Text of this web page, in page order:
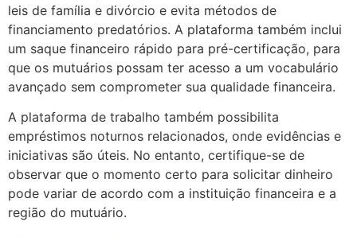
leis de família e divórcio e evita métodos de
financiamento predatórios. A plataforma também inclui
um saque financeiro rápido para pré-certificação, para
que os mutuários possam ter acesso a um vocabulário
avançado sem comprometer sua qualidade financeira.
A plataforma de trabalho também possibilita
empréstimos noturnos relacionados, onde evidências e
iniciativas são úteis. No entanto, certifique-se de
observar que o momento certo para solicitar dinheiro
pode variar de acordo com a instituição financeira e a
região do mutuário.